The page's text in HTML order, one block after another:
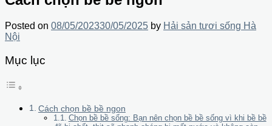
Posted on 08/05/202330/05/2025 by Hải sản tươi sống Hà
Nội
Mục lục
Cách chọn bề bề ngon
Chọn bề bề sống: Bạn nên chọn bề bề sống vì khi bề bề